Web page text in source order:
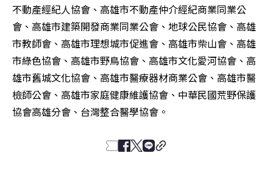
不動產經紀人協會、高雄市不動產仲介經紀商業同業公
會、高雄市建築開發商業同業公會、地球公民協會、高雄
市教師會、高雄市理想城市促進會、高雄市柴山會、高雄
市綠色協會、高雄市野鳥協會、高雄市文化愛河協會、高
雄市舊城文化協會、高雄市醫療器材商業公會、高雄市醫
檢師公會、高雄市家庭健康維護協會、中華民國荒野保護
協會高雄分會、台灣整合醫學協會。